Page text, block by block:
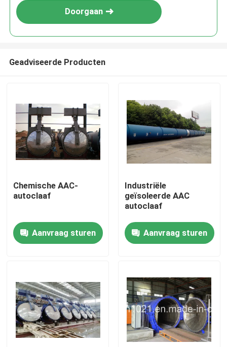
Thuis
Video's
Over ons
Doorgaan
Geadviseerde Producten
Chemische AAC-
autoclaaf
Aanvraag sturen
Industriële
geïsoleerde AAC
autoclaaf
Aanvraag sturen